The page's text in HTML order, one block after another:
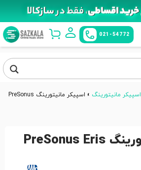
021-54772
اسپیکر مانیتورینگ »
اسپیکر مانیتورینگ PreSonus
اسپیکر مانیتورینگ PreSonus Eris